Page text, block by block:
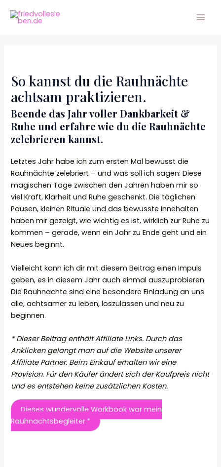
Inhalt
So kannst du die Rauhnächte
achtsam praktizieren.
Beende das Jahr voller Dankbarkeit &
Ruhe und erfahre wie du die Rauhnächte
zelebrieren kannst.
Letztes Jahr habe ich zum ersten Mal bewusst die
Rauhnächte zelebriert – und was soll ich sagen: Diese
magischen Tage zwischen den Jahren haben mir so
viel Kraft, Klarheit und Ruhe geschenkt. Die täglichen
Pausen, kleinen Rituale und das bewusste Innehalten
haben mir gezeigt, wie wichtig es ist, wirklich zur Ruhe zu
kommen – gerade, wenn ein Jahr zu Ende geht und ein
Neues beginnt.
Vielleicht kann ich dir mit diesem Beitrag einen Impuls
geben, es in diesem Jahr auch einmal auszuprobieren.
Die Rauhnächte sind eine besondere Einladung an uns
alle, achtsamer zu leben, loszulassen und neu zu
beginnen.
* Dieser Beitrag enthält Affiliate Links. Durch das
Anklicken gelangt man auf die Website unserer
Affiliate Partner. Beim Einkauf erhalten wir eine
Provision. Für den Käufer ändert sich der Kaufpreis nicht
und es entstehen keine zusätzlichen Kosten.
Dieses wundervolle Workbook war mein
Rauhnachtsbegleiter.*